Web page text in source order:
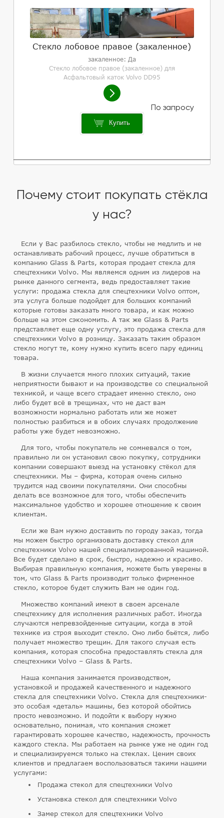
Стекло лобовое правое (закаленное)
закаленное: Да
Стекло лобовое правое (закаленное) для
Асфальтовый каток Volvo DD95
Купить
Почему стоит покупать стёкла
у нас?
Если у Вас разбилось стекло, чтобы не медлить и не
останавливать рабочий процесс, лучше обратиться в
компанию Glass & Parts, которая продает стекла для
спецтехники Volvo. Мы являемся одним из лидеров на
рынке данного сегмента, ведь предоставляет такие
услуги: продажа стекла для спецтехники Volvo оптом,
эта услуга больше подойдет для больших компаний
которые готовы заказать много товара, и как можно
больше на этом сэкономить. А так же Glass & Parts
представляет еще одну услугу, это продажа стекла для
спецтехники Volvo в розницу. Заказать таким образом
стекло могут те, кому нужно купить всего пару единиц
товара.
В жизни случается много плохих ситуаций, такие
неприятности бывают и на производстве со специальной
техникой, и чаще всего страдает именно стекло, оно
либо будет всё в трещинах, что не даст вам
возможности нормально работать или же может
полностью разбиться и в обоих случаях продолжение
работы уже будет невозможно.
Для того, чтобы покупатель не сомневался о том,
правильно ли он установил свою покупку, сотрудники
компании совершают выезд на установку стёкол для
спецтехники. Мы – фирма, которая очень сильно
трудится над своими покупателями. Они способны
делать все возможное для того, чтобы обеспечить
максимальное удобство и хорошее отношение к своим
клиентам.
Если же Вам нужно доставить по городу заказ, тогда
мы можем быстро организовать доставку стекол для
спецтехники Volvo нашей специализированной машиной.
Все будет сделано в срок, быстро, надежно и красиво.
Выбирая правильную компания, можете быть уверены в
том, что Glass & Parts производит только фирменное
стекло, которое будет служить Вам не один год.
Множество компаний имеют в своем арсенале
спецтехнику для исполнения различных работ. Иногда
случаются непревзойденные ситуации, когда в этой
технике из строя выходит стекло. Оно либо бьётся, либо
получает множество трещин. Для такого случая есть
компания, которая способна предоставлять стекла для
спецтехники Volvo – Glass & Parts.
Наша компания занимается производством,
установкой и продажей качественного и надежного
стекла для спецтехники Volvo. Стекла для спецтехники-
это особая «деталь» машины, без которой обойтись
просто невозможно. И подойти к выбору нужно
основательно, понимая, что компания сможет
гарантировать хорошее качество, надежность, прочность
каждого стекла. Мы работаем на рынке уже не один год
и специализируемся только на стеклах. Ценим своих
клиентов и предлагаем воспользоваться такими нашими
услугами:
Продажа стекол для спецтехники Volvo
Установка стекол для спецтехники Volvo
Замер стекол для спецтехники Volvo